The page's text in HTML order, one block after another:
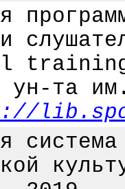
и
ун-та